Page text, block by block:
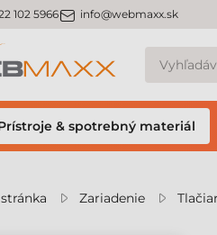
102 5966m_email info@webmaxx.sk
& spotrebný materiál
Zariadenie